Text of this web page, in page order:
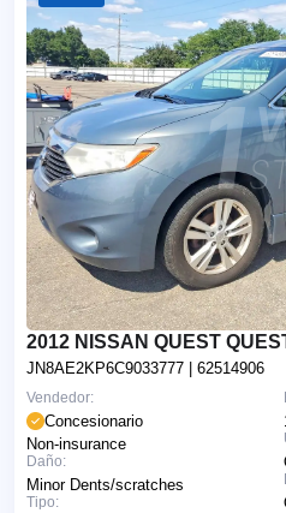
2012 NISSAN QUEST
JN8AE2KP6C9033777 | 62514906
Vendedor:
Concesionario
Non-insurance
Daño:
Minor Dents/scratches
Tipo: